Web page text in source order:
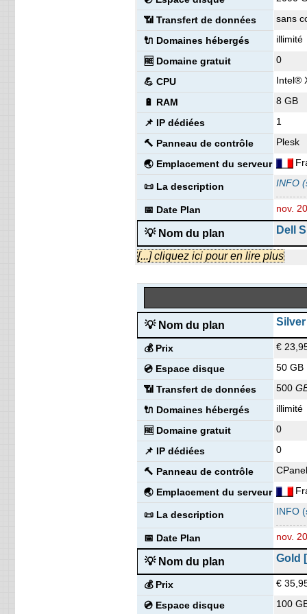
🌏 Emplacement du serveur
📜 La description
📅 Date Plan nov.
💡 Nom du plan
💰 Prix
€ 7,78/
💿 Espace disque
📶 Transfert de données
🔌 Domaines hébergés
🆓 Domaine gratuit
📌 IP dédiées
0
🔨 Panneau de contrôle
CPanel
🌏 Emplacement du serveur
💡 Nom du plan
💰 Prix
€
💿 Espace disque
📶 Transfert de données
🔌 Domaines hébergés
🆓 Domaine gratuit
📌 IP dédiées
🔨 Panneau de contrôle
🌏 Emplacement du serveur
📜 La description INFO
📅 Date Plan nov.
💡 Nom du plan
💰 Prix
(€ 9,17
📶 Transfert de données
sans
🔌 Domaines hébergés
illimité
🆓 Domaine gratuit
0
💪 CPU
Intel®
🔋 RAM
8 GB
📌 IP dédiées
1
🔨 Panneau de contrôle
Plesk
🌏 Emplacement du serveur
📜 La description INFO
📅 Date Plan nov.
💡 Nom du plan Dell
💰 Prix €
🔌 Domaines hébergés
illimité
🆓 Domaine gratuit
0
💪 CPU
🔋 RAM
📌 IP dédiées
🔨 Panneau de contrôle
🌏 Emplacement du serveur
📜 La description
📅 Date Plan nov.
[...] cliquez ici pour en lire plus
💡 Nom du plan
💰 Prix €
💿 Espace disque
50 GB
📶 Transfert de données
500
🔌 Domaines hébergés
illimité
🆓 Domaine gratuit
0
📌 IP dédiées
0
🔨 Panneau de contrôle
🌏 Emplacement du serveur
📜 La description INFO
📅 Date Plan nov.
💡 Nom du plan Gold
💰 Prix €
💿 Espace disque
100